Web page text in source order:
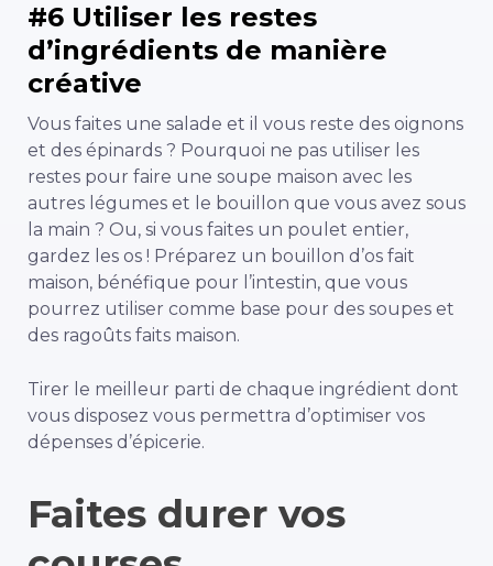
#6 Utiliser les restes
d’ingrédients de manière
créative
Vous faites une salade et il vous reste des oignons
et des épinards ? Pourquoi ne pas utiliser les
restes pour faire une soupe maison avec les
autres légumes et le bouillon que vous avez sous
la main ? Ou, si vous faites un poulet entier,
gardez les os ! Préparez un bouillon d’os fait
maison, bénéfique pour l’intestin, que vous
pourrez utiliser comme base pour des soupes et
des ragoûts faits maison.
Tirer le meilleur parti de chaque ingrédient dont
vous disposez vous permettra d’optimiser vos
dépenses d’épicerie.
Faites durer vos